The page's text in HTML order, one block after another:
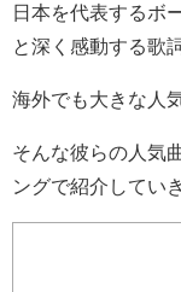
日本を代表するボ
と深く感動する歌
海外でも大きな人
そんな彼らの人気
ングで紹介してい